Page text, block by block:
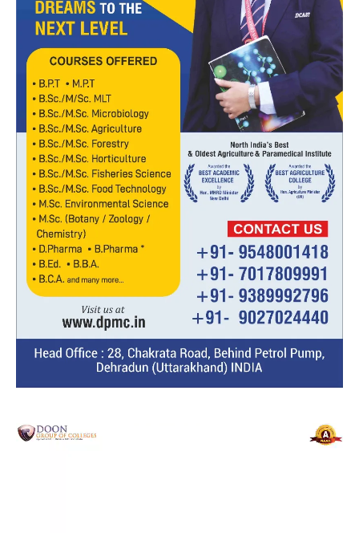
Video
Player